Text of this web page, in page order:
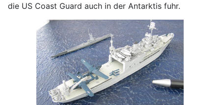
die US Coast Guard auch in der Antarktis fuhr.